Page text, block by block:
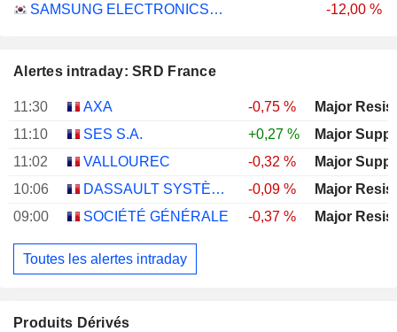
SAMSUNG ELECTRONICS CO., LTD.
-12,00 %
Alertes intraday: SRD France
11:30 AXA -0,75 %
Major
11:10
SES S.A. +0,27 %
Major
11:02
VALLOUREC -0,32 %
Major
10:06
DASSAULT SYSTÈMES SE -0,09 %
Major
09:00
SOCIÉTÉ GÉNÉRALE -0,37 % Major
Toutes les alertes intraday
Produits Dérivés